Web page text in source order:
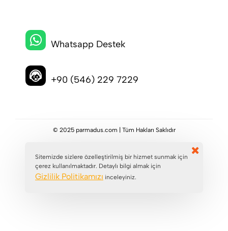
Sitemizde sizlere özelleştirilmiş bir hizmet sunmak için
çerez kullanılmaktadır. Detaylı bilgi almak için
Gizlilik Politikamızı inceleyiniz.
Whatsapp Destek
+90 (546) 229 7229
© 2025 parmadus.com | Tüm Hakları Saklıdır